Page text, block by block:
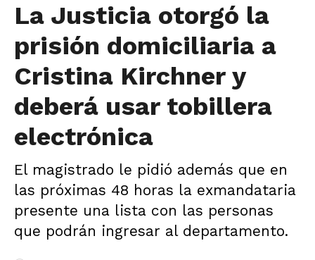
La Justicia otorgó la
prisión domiciliaria a
Cristina Kirchner y
deberá usar tobillera
electrónica
El magistrado le pidió además que en
las próximas 48 horas la exmandataria
presente una lista con las personas
que podrán ingresar al departamento.